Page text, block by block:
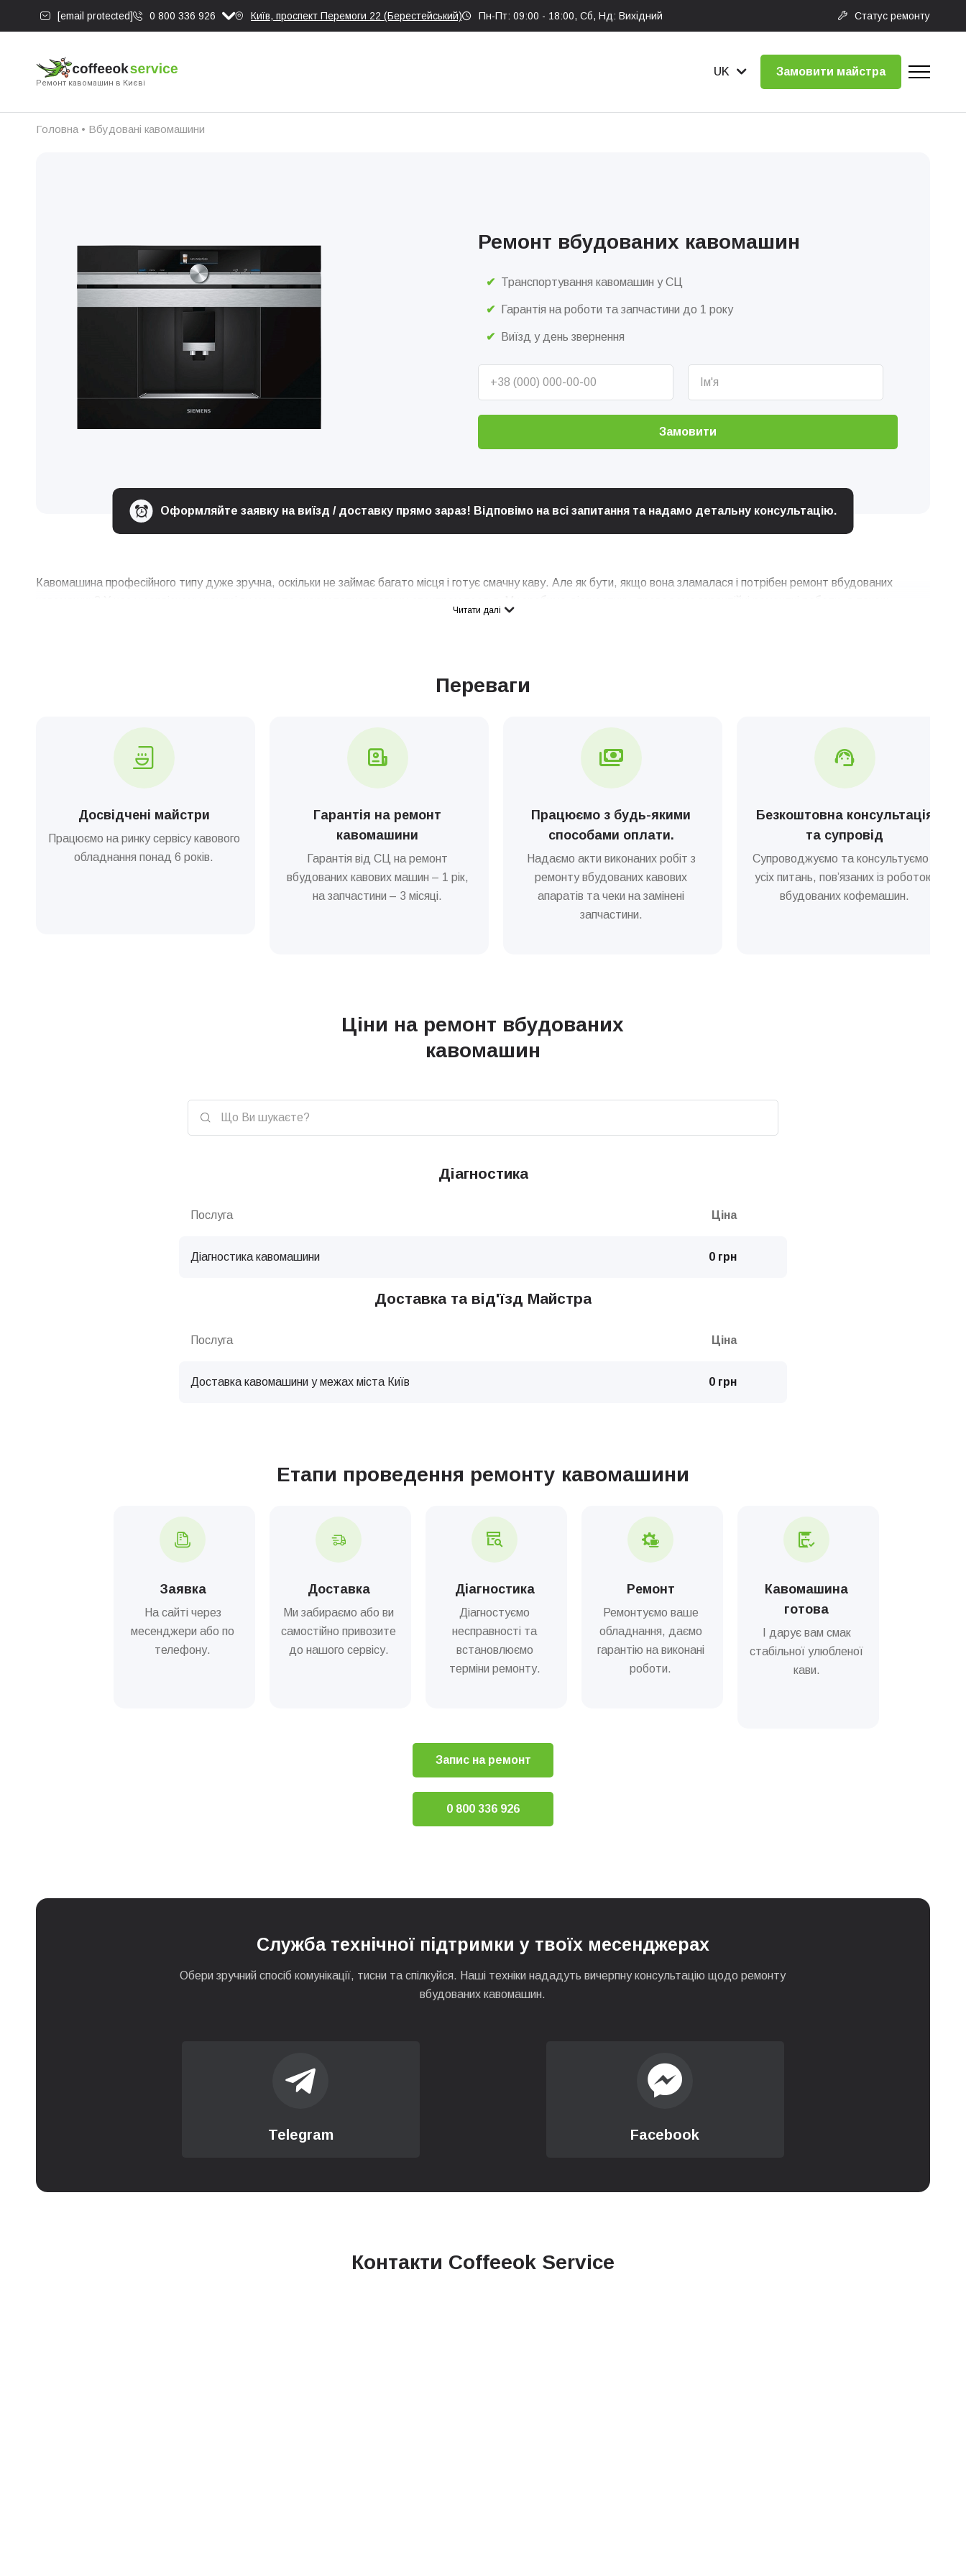
[email protected] 0 800 336 926 Київ, проспект Перемоги 22 (Берестейський) Пн-Пт: 09:00 - 18:00, Сб, Нд: Вихідний Статус ремонту
Ремонт кавомашин в Києві
UK Замовити майстра
Головна • Вбудовані кавомашини
Ремонт вбудованих кавомашин
Транспортування кавомашин у СЦ
Гарантія на роботи та запчастини до 1 року
Виїзд у день звернення
Замовити
Оформляйте заявку на виїзд / доставку прямо зараз! Відповімо на всі запитання та надамо детальну консультацію.
Кавомашина професійного типу дуже зручна, оскільки не займає багато місця і готує смачну каву. Але як бути, якщо вона зламалася і потрібен ремонт вбудованих
виконаємо своєчасне сервісне обслуговування, за необхідності здійснимо ремонт кавоварки.
Читати далі
Переваги
Досвідчені майстри
Працюємо на ринку сервісу кавового
обладнання понад 6 років.
Гарантія на ремонт
кавомашини
Гарантія від СЦ на ремонт
вбудованих кавових машин – 1 рік,
на запчастини – 3 місяці.
Працюємо з будь-якими
способами оплати.
Надаємо акти виконаних робіт з
ремонту вбудованих кавових
апаратів та чеки на замінені
запчастини.
Безкоштовна консультація
та супровід
Супроводжуємо та консультуємо з
усіх питань, пов’язаних із роботою
вбудованих кофемашин.
Ціни на ремонт вбудованих
кавомашин
Діагностика
Послуга Ціна
Діагностика кавомашини 0 грн
Доставка та від'їзд Майстра
Послуга Ціна
Доставка кавомашини у межах міста Київ 0 грн
Етапи проведення ремонту кавомашини
Заявка
На сайті через
месенджери або по
телефону.
Доставка
Ми забираємо або ви
самостійно привозите
до нашого сервісу.
Діагностика
Діагностуємо
несправності та
встановлюємо
терміни ремонту.
Ремонт
Ремонтуємо ваше
обладнання, даємо
гарантію на виконані
роботи.
Кавомашина
готова
І дарує вам смак
стабільної улюбленої
кави.
Запис на ремонт
0 800 336 926
Служба технічної підтримки у твоїх месенджерах
Обери зручний спосіб комунікації, тисни та спілкуйся. Наші техніки нададуть вичерпну консультацію щодо ремонту
вбудованих кавомашин.
Telegram Facebook
Контакти Coffeeok Service